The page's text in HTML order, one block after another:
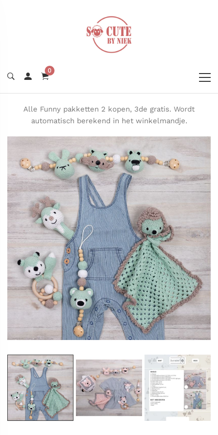
0
Alle Funny pakketten 2 kopen, 3de gratis. Wordt
automatisch berekend in het winkelmandje.